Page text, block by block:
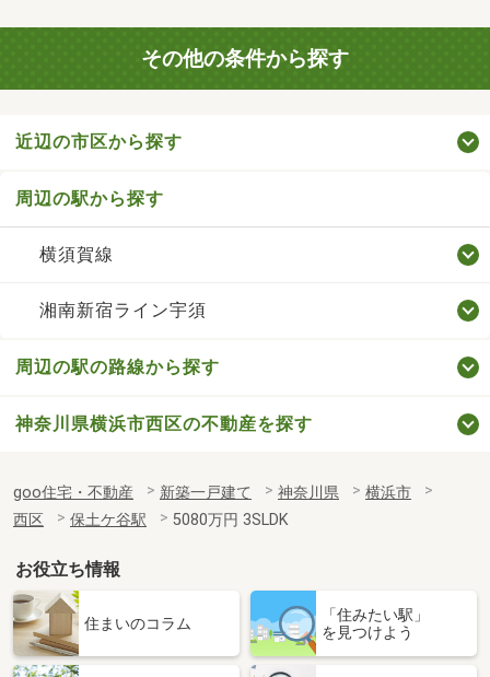
その他の条件から探す
近辺の市区から探す
周辺の駅から探す
横須賀線
湘南新宿ライン宇須
周辺の駅の路線から探す
神奈川県横浜市西区の不動産を探す
goo住宅・不動産 新築一戸建て 神奈川県
横浜市
西区
保土ケ谷駅 5080万円 3SLDK
お役立ち情報
住まいのコラム
「住みたい駅」
を見つけよう